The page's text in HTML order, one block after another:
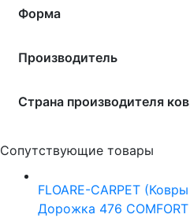
Форма
Производитель
Страна производителя
Сопутствующие товары
FLOARE-CARPET
Дорожка 476